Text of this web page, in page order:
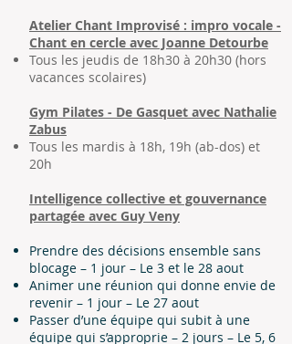
Atelier Chant Improvisé : impro vocale -
Chant en cercle avec Joanne Detourbe
Tous les jeudis de 18h30 à 20h30 (hors
vacances scolaires)
Gym Pilates - De Gasquet avec Nathalie
Zabus
Tous les mardis à 18h, 19h (ab-dos) et
20h
Intelligence collective et gouvernance
partagée avec Guy Veny
Prendre des décisions ensemble sans
blocage – 1 jour – Le 3 et le 28 aout
Animer une réunion qui donne envie de
revenir – 1 jour – Le 27 aout
Passer d’une équipe qui subit à une
équipe qui s’approprie – 2 jours – Le 5, 6